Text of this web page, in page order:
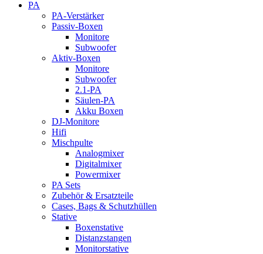
PA
PA-Verstärker
Passiv-Boxen
Monitore
Subwoofer
Aktiv-Boxen
Monitore
Subwoofer
2.1-PA
Säulen-PA
Akku Boxen
DJ-Monitore
Hifi
Mischpulte
Analogmixer
Digitalmixer
Powermixer
PA Sets
Zubehör & Ersatzteile
Cases, Bags & Schutzhüllen
Stative
Boxenstative
Distanzstangen
Monitorstative